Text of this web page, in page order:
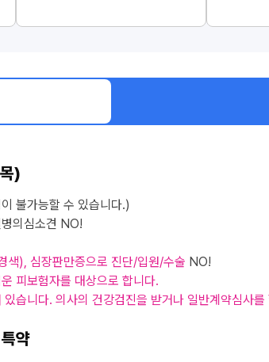
)
불가능할 수 있습니다.)
의심소견 NO!
색), 심장판만증으로 진단/입원/수술 NO!
피보험자를 대상으로 합니다.
습니다. 의사의 건강검진을 받거나 일반계약심사
약